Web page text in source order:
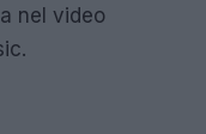
nel video